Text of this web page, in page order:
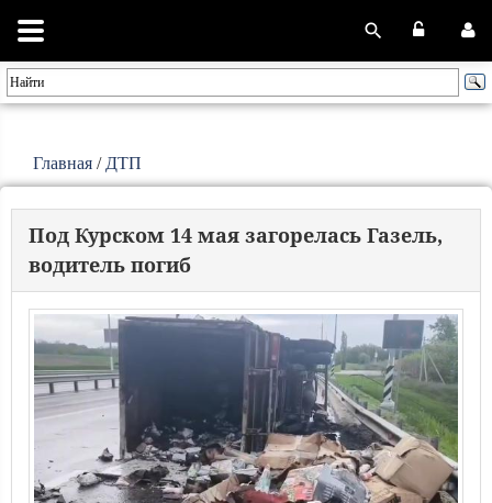
Главная / ДТП
Под Курском 14 мая загорелась Газель,
водитель погиб